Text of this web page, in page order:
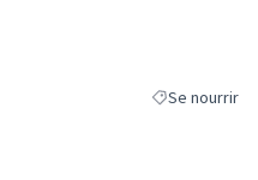
Filtrer les
Se nourrir